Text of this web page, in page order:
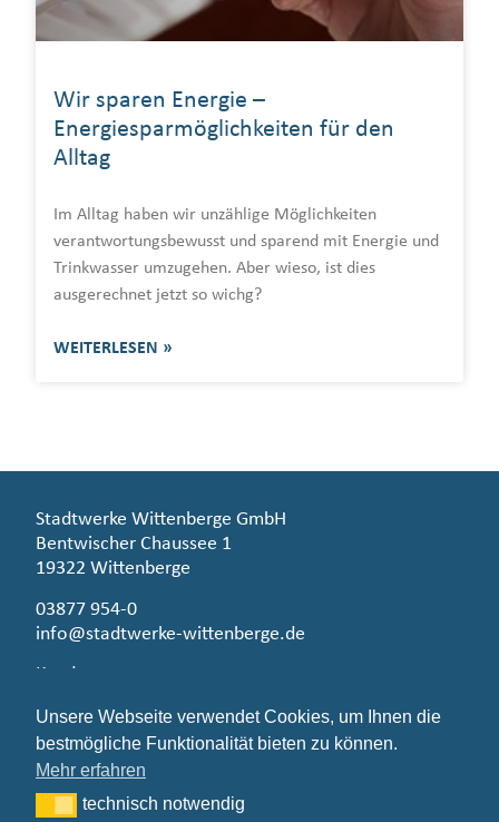
Wir sparen Energie –
Energiesparmöglichkeiten für den
Alltag
Im Alltag haben wir unzählige Möglichkeiten
verantwortungsbewusst und sparend mit Energie und
Trinkwasser umzugehen. Aber wieso, ist dies
ausgerechnet jetzt so wichg?
WEITERLESEN »
Stadtwerke Wittenberge GmbH
Bentwischer Chaussee 1
19322 Wittenberge
03877 954-0
info@stadtwerke-wittenberge.de
Kundenzentrum
19322 Wittenberge
Montag – Freitag 09.00 – 12.00 Uhr
Unsere Webseite verwendet Cookies, um Ihnen die
bestmögliche Funktionalität bieten zu können.
Mehr erfahren
technisch notwendig
technisch notwendig